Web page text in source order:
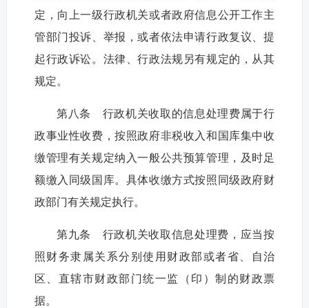
定，向上一级行政机关或者政府信息公开工作主
管部门投诉、举报，或者依法申请行政复议、提
起行政诉讼。法律、行政法规另有规定的，从其
规定。
第八条 行政机关收取的信息处理费属于行
政事业性收费，按照政府非税收入和国库集中收
缴管理有关规定纳入一般公共预算管理，及时足
额缴入同级国库。具体收缴方式按照同级政府财
政部门有关规定执行。
第九条 行政机关收取信息处理费，应当按
照财务隶属关系分别使用财政部或者省、自治
区、直辖市财政部门统一监（印）制的财政票
据。